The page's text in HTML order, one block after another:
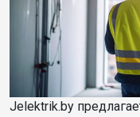
Jelektrik.by